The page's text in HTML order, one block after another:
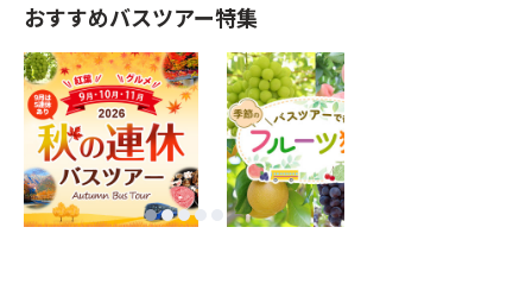
おすすめバスツアー特集